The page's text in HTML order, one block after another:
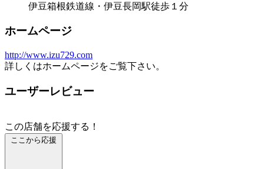
伊豆箱根鉄道線・伊豆長岡駅徒歩１分
ホームページ
http://www.izu729.com
詳しくはホームページをご覧下さい。
ユーザーレビュー
この店舗を応援する！
ここから応援